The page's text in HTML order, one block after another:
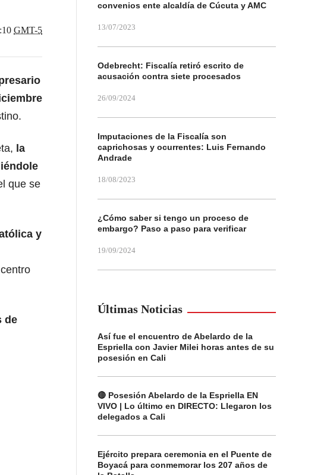
GMT-5
la
que se
y
de
convenios ente alcaldía de Cúcuta y AMC
13/07/2023
Odebrecht: Fiscalía retiró escrito de
acusación contra siete procesados
26/09/2024
Imputaciones de la Fiscalía son
caprichosas y ocurrentes: Luis Fernando
Andrade
18/08/2023
¿Cómo saber si tengo un proceso de
embargo? Paso a paso para verificar
19/09/2024
Últimas Noticias
Así fue el encuentro de Abelardo de la
Espriella con Javier Milei horas antes de su
posesión en Cali
🔴 Posesión Abelardo de la Espriella EN
VIVO | Lo último en DIRECTO: Llegaron los
delegados a Cali
Ejército prepara ceremonia en el Puente de
Boyacá para conmemorar los 207 años de